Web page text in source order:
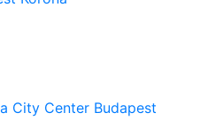
City Center Budapest